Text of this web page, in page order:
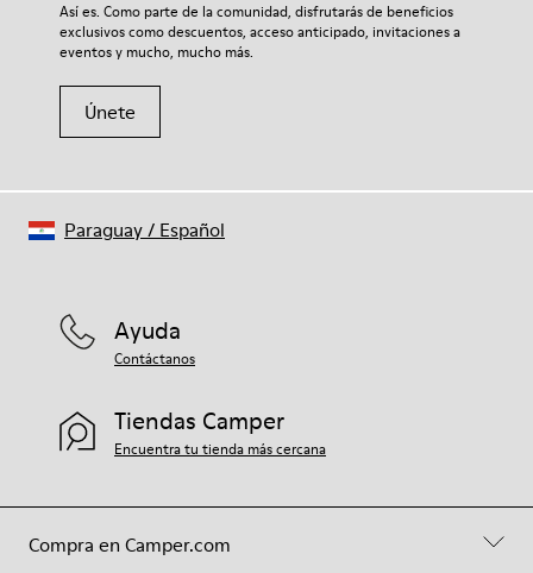
Así es. Como parte de la comunidad, disfrutarás de beneficios
exclusivos como descuentos, acceso anticipado, invitaciones a
eventos y mucho, mucho más.
Únete
Compra en Camper.com
Ayuda
Contáctanos
Tiendas Camper
Encuentra tu tienda más cercana
Paraguay/ Español